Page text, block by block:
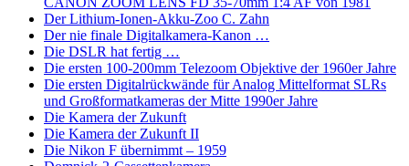
Der Lithium-Ionen-Akku-Zoo C. Zahn
Der nie finale Digitalkamera-Kanon …
Die DSLR hat fertig …
Die ersten 100-200mm Telezoom Objektive der 1960er Jahre
Die ersten Digitalrückwände für Analog Mittelformat SLRs
und Großformatkameras der Mitte 1990er Jahre
Die Kamera der Zukunft
Die Kamera der Zukunft II
Die Nikon F übernimmt – 1959